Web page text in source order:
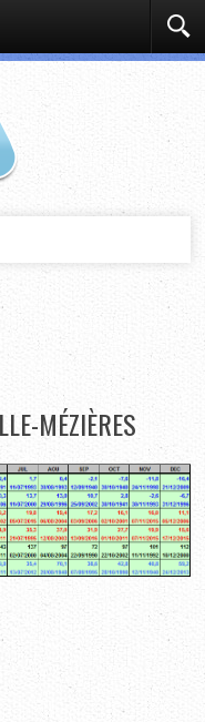
MÉZIÈRES